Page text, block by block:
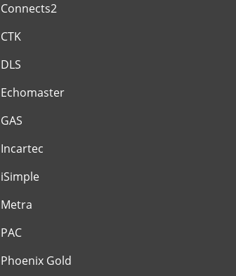
Connects2
CTK
DLS
Echomaster
GAS
Incartec
iSimple
Metra
PAC
Phoenix Gold